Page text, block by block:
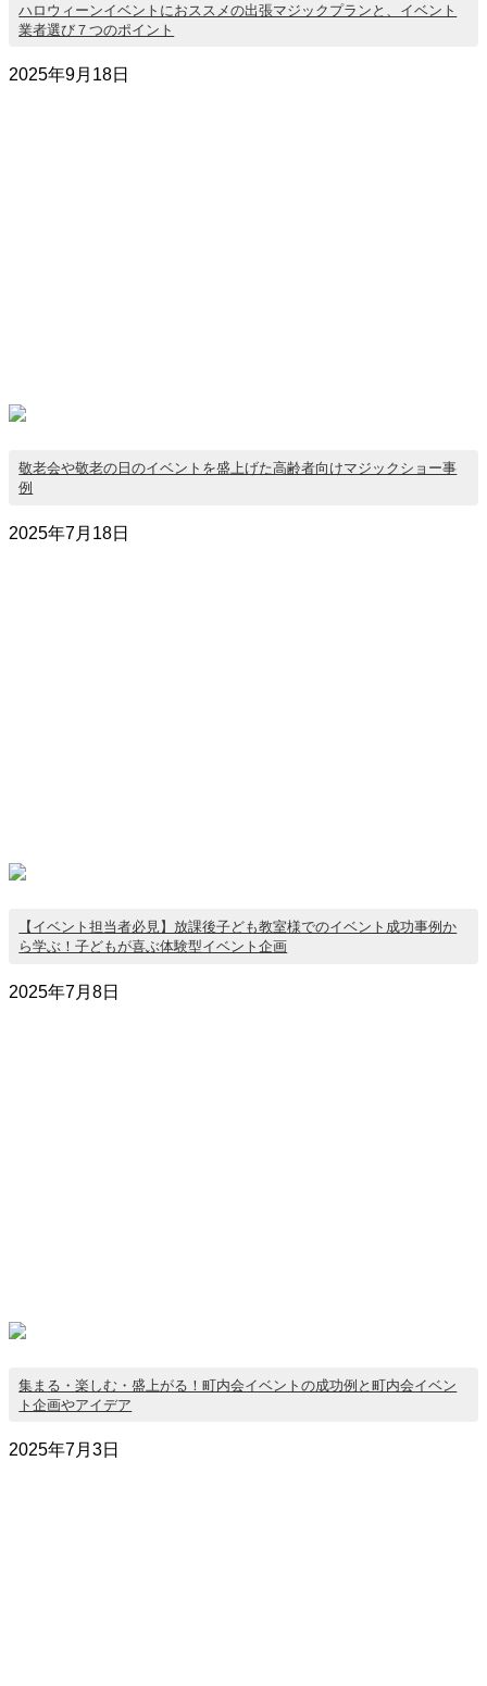
ハロウィーンイベントにおススメの出張マジックプランと、イベント
業者選び７つのポイント
2025年9月18日
敬老会や敬老の日のイベントを盛上げた高齢者向けマジックショー事
例
2025年7月18日
【イベント担当者必見】放課後子ども教室様でのイベント成功事例か
ら学ぶ！子どもが喜ぶ体験型イベント企画
2025年7月8日
集まる・楽しむ・盛上がる！町内会イベントの成功例と町内会イベン
ト企画やアイデア
2025年7月3日